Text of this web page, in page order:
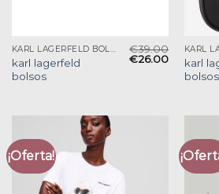
KARL LAGERFELD BOLSOS
karl lagerfeld
bolsos
€39.00
€26.00
karl
bolsos
¡Oferta!